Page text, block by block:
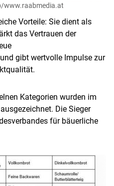
www.raabmedia.at
Vorteile: Sie dient als
das Vertrauen der
gibt wertvolle Impulse zur
Kategorien wurden im
Die Sieger
für bäuerliche